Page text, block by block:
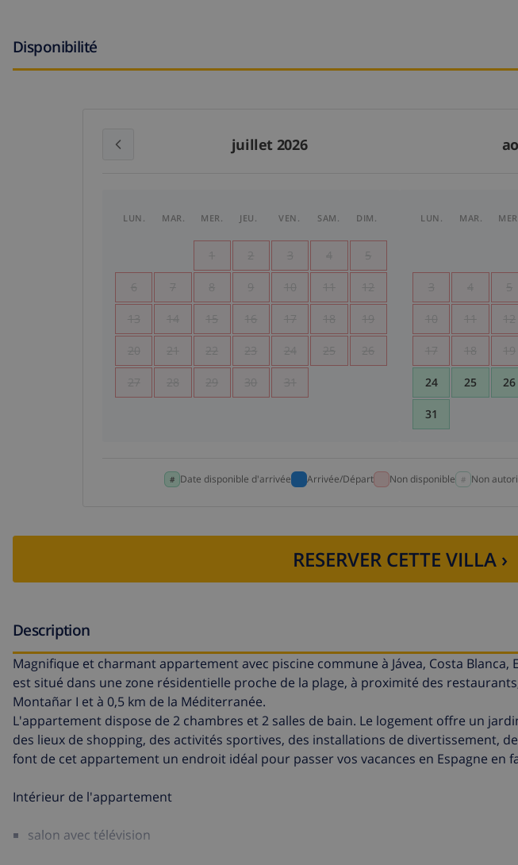
Disponibilité
juillet 2026
LUN. MAR. MER. JEU. VEN. SAM. DIM.
1 2 3 4 5
6 7 8 9 10 11 12
13 14 15 16 17 18 19
20 21 22 23 24 25 26
27 28 29 30 31
LUN. MAR.
3 4 5
10 11 12
17 18 19
24 25 26
31
Date disponible d'arrivée Arrivée/Départ Non disponible Non
RESERVER CETTE VILLA ›
Description
Magnifique et charmant appartement avec piscine commune à Jávea, Costa
est situé dans une zone résidentielle proche de la plage, à proximité des
Montañar I et à 0,5 km de la Méditerranée.
L'appartement dispose de 2 chambres et 2 salles de bain. Le logement offre un
des lieux de shopping, des activités sportives, des installations de divertissement,
font de cet appartement un endroit idéal pour passer vos vacances en Espagne en
Intérieur de l'appartement
salon avec télévision